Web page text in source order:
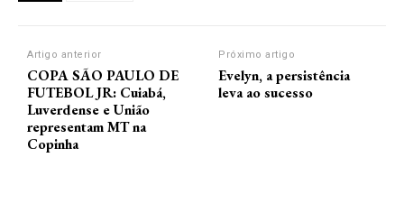
Artigo anterior
COPA SÃO PAULO DE
FUTEBOL JR: Cuiabá,
Luverdense e União
representam MT na
Copinha
Próximo artigo
Evelyn, a persistência
leva ao sucesso